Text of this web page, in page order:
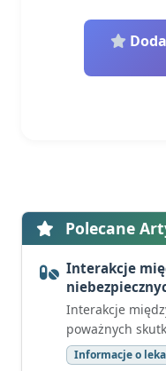
Polecane
Interakcje
Interakcje
poważnych
Informacje o